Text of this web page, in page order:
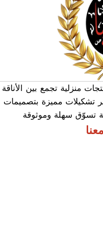
منزلية تجمع بين الأناقة
تشكيلات مميزة بتصميمات
تسوّق سهلة وموثوقة